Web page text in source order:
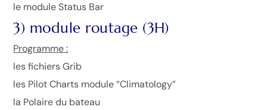
le module Status Bar
3) module routage (3H)
Programme :
les fichiers Grib
les Pilot Charts module “Climatology”
la Polaire du bateau